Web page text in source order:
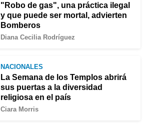
"Robo de gas", una práctica ilegal
y que puede ser mortal, advierten
Bomberos
Diana Cecilia Rodríguez
NACIONALES
La Semana de los Templos abrirá
sus puertas a la diversidad
religiosa en el país
Ciara Morris